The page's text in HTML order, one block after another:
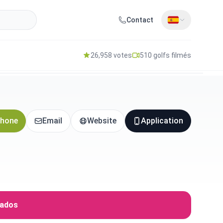
Contact
26,958 votes 510 golfs filmés
Email Website Application